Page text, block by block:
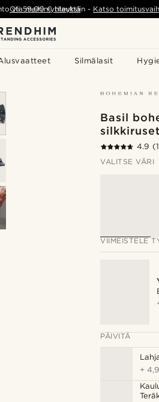
Silmälasit
yli 59,00 €tilauksiin - Katso
Ota meihin yhteyttä
Basil
4.9
VALITSE VÄRI
VIIMEISTELE
PÄIVITÄ
+